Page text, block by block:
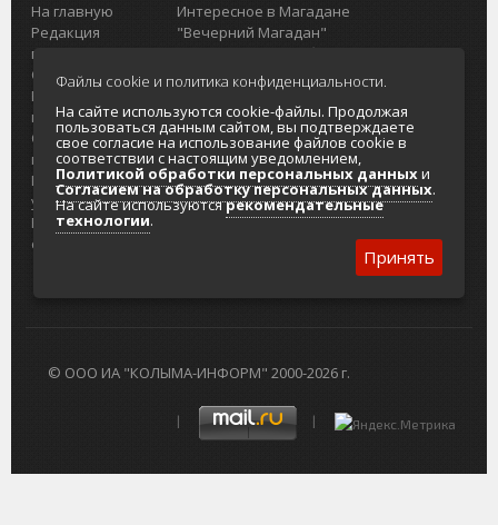
На главную
Редакция
портала
О проекте
Реклама на
портале
Отзывы и
предложения
Интернет-
услуги
Разработка
сайтов
Интересное в Магадане
"Вечерний Магадан"
Городская доска объявлений
Реклама
Главный туристический портал
Колымы
Политика в отношении обработки
персональных данных
Согласие на обработку персональных
данных
© ООО ИА "КОЛЫМА-ИНФОРМ" 2000-2026 г.
Файлы cookie и политика конфиденциальности.
На сайте используются cookie-файлы. Продолжая
пользоваться данным сайтом, вы подтверждаете
свое согласие на использование файлов cookie в
соответствии с настоящим уведомлением,
Политикой обработки персональных данныхи
Согласием на обработку персональных данных.
На сайте используютсярекомендательные
технологии.
Принять